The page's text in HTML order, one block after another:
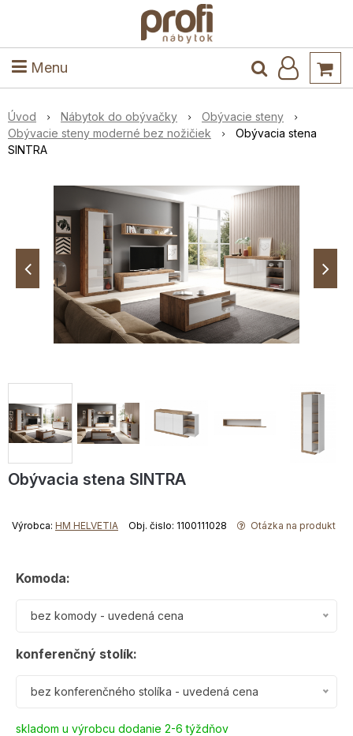
Menu
Kuchyňa a jedáleň
Úvod Nábytok do obývačky
Obývacie steny
Obývacie steny moderné bez nožičiek
Obývacia stena
SINTRA
Obývacia stena SINTRA
Výrobca: HM HELVETIA Obj. čislo: 1100111028 Otázka na produkt
Komoda:
bez komody - uvedená cena
konferenčný stolík:
bez konferenčného stolíka - uvedená cena
skladom u výrobcu dodanie 2-6 týždňov